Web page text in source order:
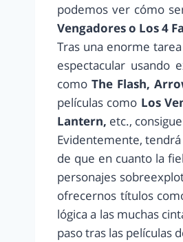
podemos ver cómo
Vengadores o Los 4
Tras una enorme
espectacular usando
comoThe Flash,
películas como Los
Lantern, etc.,
Evidentemente,
de que en cuanto la
personajes
ofrecernos títulos
lógica a las muchas
paso tras las películas